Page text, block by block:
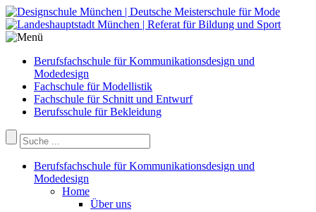
Berufsfachschule für Kommunikationsdesign und
Modedesign
Fachschule für Modellistik
Fachschule für Schnitt und Entwurf
Berufsschule für Bekleidung
Berufsfachschule für Kommunikationsdesign und
Modedesign
Home
Über uns